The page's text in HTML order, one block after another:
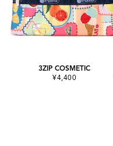
3ZIP COSMETIC
¥4,400